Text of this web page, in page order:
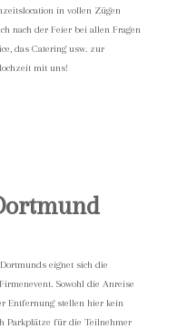
in vollen Zügen
nach der Feier bei allen Fragen
das Catering usw. zur
mit uns!
eignet sich die
Sowohl die Anreise
Entfernung stellen hier kein
Parkplätze für die Teilnehmer